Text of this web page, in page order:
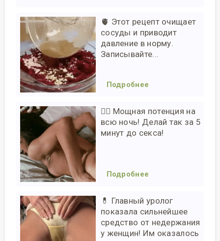
🫀 Этот рецепт очищает
сосуды и приводит
давление в норму.
Записывайте...
Подробнее
❤️‍🔥 Мощная потенция на
всю ночь! Делай так за 5
минут до секса!
Подробнее
💊 Главный уролог
показала сильнейшее
средство от недержания
у женщин! Им оказалось